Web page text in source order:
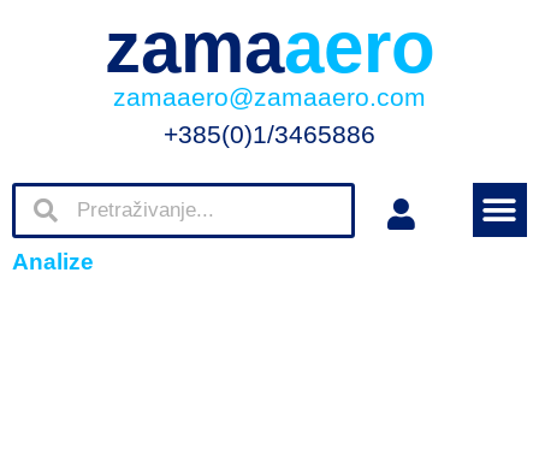
zamaaero
zamaaero@zamaaero.com
+385(0)1/3465886
Analize